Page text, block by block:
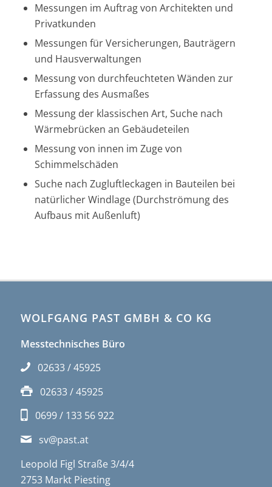
Messungen im Auftrag von Architekten und
Privatkunden
Messungen für Versicherungen, Bauträgern
und Hausverwaltungen
Messung von durchfeuchteten Wänden zur
Erfassung des Ausmaßes
Messung der klassischen Art, Suche nach
Wärmebrücken an Gebäudeteilen
Messung von innen im Zuge von
Schimmelschäden
Suche nach Zugluftleckagen in Bauteilen bei
natürlicher Windlage (Durchströmung des
Aufbaus mit Außenluft)
WOLFGANG PAST GMBH & CO KG
Messtechnisches Büro
02633 / 45925
02633 / 45925
0699 / 133 56 922
sv@past.at
Leopold Figl Straße 3/4/4
2753 Markt Piesting